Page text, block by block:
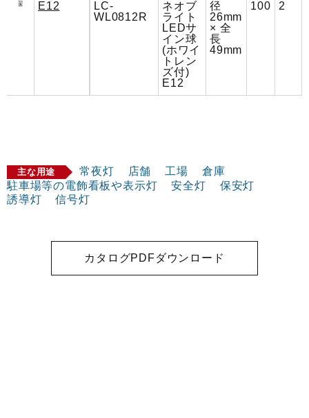
E12
LC-
WL0812R
ネオブ
ライト
LEDサ
イン球
(ホワイ
トレン
ズ付)
E12
径
26mm
× 全
長
49mm
100 2
主な用途 常夜灯 店舗 工場
倉庫
駐車場等の電飾看板や表示灯
安全灯
保安灯
誘導灯
信号灯
カタログPDFダウンロード